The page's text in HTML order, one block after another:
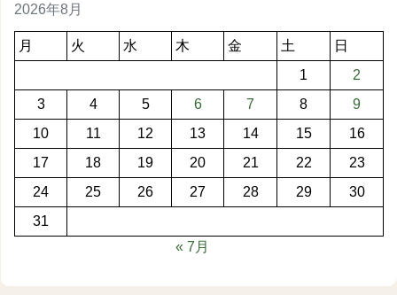
2026年8月
月 火 水 木 金 土
日
1
2
3
4 5 6 7 8
9
10
11 12 13 14 15
16
17
18 19 20 21 22
23
24
25 26 27 28 29
30
31
« 7月